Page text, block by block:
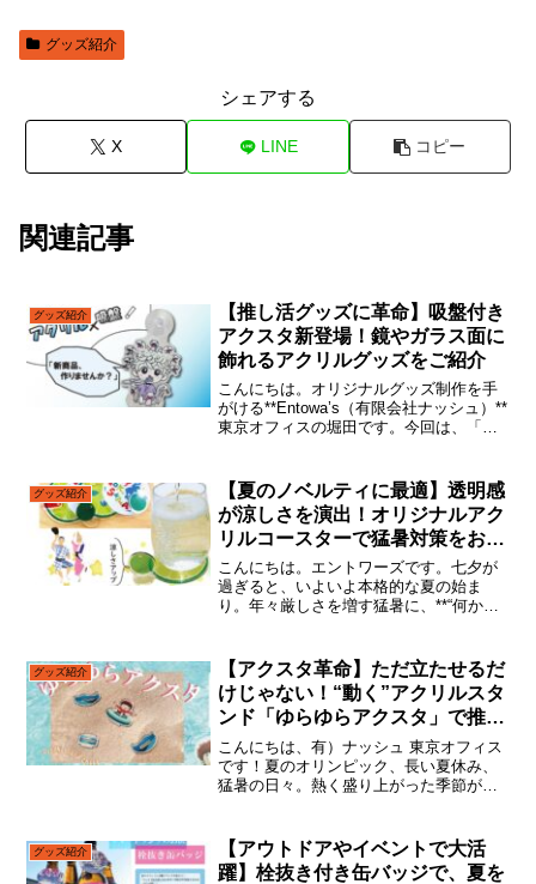
グッズ紹介
シェアする
X LINE コピー
関連記事
グッズ紹介
【推し活グッズに革命】吸盤付き
アクスタ新登場！鏡やガラス面に
飾れるアクリルグッズをご紹介
こんにちは。オリジナルグッズ制作を手
がける**Entowa’s（有限会社ナッシュ）**
東京オフィスの堀田です。今回は、「こ
ル×吸盤の新商品をご紹介いたします。推
し活をも...
グッズ紹介
【夏のノベルティに最適】透明感
が涼しさを演出！オリジナルアク
リルコースターで猛暑対策をおし
ゃれに！
こんにちは。エントワーズです。七夕が
過ぎると、いよいよ本格的な夏の始ま
り。年々厳しさを増す猛暑に、**“何か涼
か？そんなあなたにおすすめしたいの
が、**夏の定番グッ...
グッズ紹介
【アクスタ革命】ただ立たせるだ
けじゃない！“動く”アクリルスタ
ンド「ゆらゆらアクスタ」で推し
活に革命を！
こんにちは、有）ナッシュ 東京オフィス
です！夏のオリンピック、長い夏休み、
猛暑の日々。熱く盛り上がった季節が過
な皆さまにご紹介したいのが、私たちが
自信を持っておすすめす...
グッズ紹介
【アウトドアやイベントで大活
躍】栓抜き付き缶バッジで、夏を